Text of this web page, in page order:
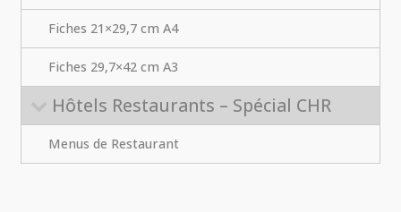
Fiches 21×29,7 cm A4
Fiches 29,7×42 cm A3
Hôtels Restaurants – Spécial CHR
Menus de Restaurant